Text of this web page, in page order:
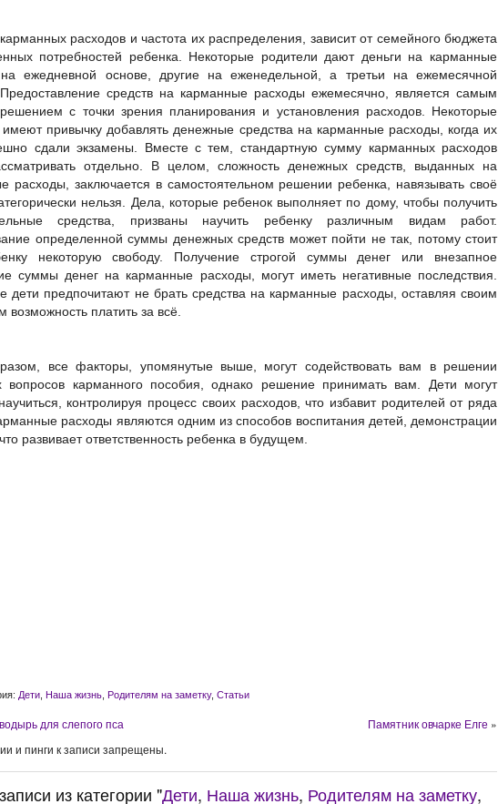
расходов и частота их распределения, зависит от семейного бюджета
потребностей ребенка. Некоторые родители дают деньги на карманные
ежедневной основе, другие на еженедельной, а третьи на ежемесячной
средств на карманные расходы ежемесячно, является самым
с точки зрения планирования и установления расходов. Некоторые
имеют привычку добавлять денежные средства на карманные расходы, когда их
сдали экзамены. Вместе с тем, стандартную сумму карманных расходов
отдельно. В целом, сложность денежных средств, выданных на
расходы, заключается в самостоятельном решении ребенка, навязывать своё
нельзя. Дела, которые ребенок выполняет по дому, чтобы получить
средства, призваны научить ребенку различным видам работ.
определенной суммы денежных средств может пойти не так, потому стоит
некоторую свободу. Получение строгой суммы денег или внезапное
суммы денег на карманные расходы, могут иметь негативные последствия.
дети предпочитают не брать средства на карманные расходы, оставляя своим
возможность платить за всё.
все факторы, упомянутые выше, могут содействовать вам в решении
вопросов карманного пособия, однако решение принимать вам. Дети могут
контролируя процесс своих расходов, что избавит родителей от ряда
расходы являются одним из способов воспитания детей, демонстрации
развивает ответственность ребенка в будущем.
Дети Наша жизнь Родителям на заметку, Статьи
для слепого пса Памятник овчарке Елге »
и пинги к записи запрещены.
из категории "Дети, Наша жизнь, Родителям на заметку,